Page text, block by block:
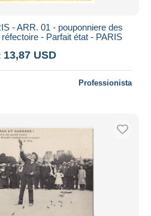
- ARR. 01 - pouponniere des
- Parfait état - PARIS
13,87 USD
Professionista